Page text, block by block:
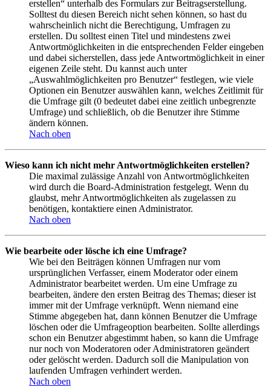
erstellen“ unterhalb des Formulars zur Beitragserstellung.
Solltest du diesen Bereich nicht sehen können, so hast du
wahrscheinlich nicht die Berechtigung, Umfragen zu
erstellen. Du solltest einen Titel und mindestens zwei
Antwortmöglichkeiten in die entsprechenden Felder eingeben
und dabei sicherstellen, dass jede Antwortmöglichkeit in einer
eigenen Zeile steht. Du kannst auch unter
„Auswahlmöglichkeiten pro Benutzer“ festlegen, wie viele
Optionen ein Benutzer auswählen kann, welches Zeitlimit für
die Umfrage gilt (0 bedeutet dabei eine zeitlich unbegrenzte
Umfrage) und schließlich, ob die Benutzer ihre Stimme
ändern können.
Nach oben
Wieso kann ich nicht mehr Antwortmöglichkeiten erstellen?
Die maximal zulässige Anzahl von Antwortmöglichkeiten
wird durch die Board-Administration festgelegt. Wenn du
glaubst, mehr Antwortmöglichkeiten als zugelassen zu
benötigen, kontaktiere einen Administrator.
Nach oben
Wie bearbeite oder lösche ich eine Umfrage?
Wie bei den Beiträgen können Umfragen nur vom
ursprünglichen Verfasser, einem Moderator oder einem
Administrator bearbeitet werden. Um eine Umfrage zu
bearbeiten, ändere den ersten Beitrag des Themas; dieser ist
immer mit der Umfrage verknüpft. Wenn niemand eine
Stimme abgegeben hat, dann können Benutzer die Umfrage
löschen oder die Umfrageoption bearbeiten. Sollte allerdings
schon ein Benutzer abgestimmt haben, so kann die Umfrage
nur noch von Moderatoren oder Administratoren geändert
oder gelöscht werden. Dadurch soll die Manipulation von
laufenden Umfragen verhindert werden.
Nach oben